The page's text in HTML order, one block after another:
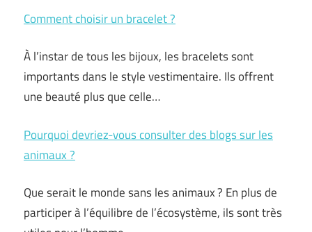
Comment choisir un bracelet ?
À l’instar de tous les bijoux, les bracelets sont
importants dans le style vestimentaire. Ils offrent
une beauté plus que celle…
Pourquoi devriez-vous consulter des blogs sur les
animaux ?
Que serait le monde sans les animaux ? En plus de
participer à l’équilibre de l’écosystème, ils sont très